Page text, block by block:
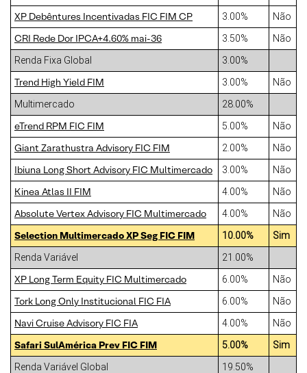
XP Debêntures Incentivadas FIC FIM CP
3.00% Não
CRI Rede Dor IPCA+4.60% mai-36 3.50%
Não
Renda Fixa Global
3.00%
Trend High Yield FIM 3.00%
Não
Multimercado
28.00%
eTrend RPM FIC FIM 5.00% Não
Giant Zarathustra Advisory FIC FIM 2.00% Não
Ibiuna Long Short Advisory FIC Multimercado 3.00% Não
Kinea Atlas II FIM 4.00% Não
Absolute Vertex Advisory FIC Multimercado 4.00% Não
Selection Multimercado XP Seg FIC FIM 10.00%
Sim
Renda Variável
21.00%
XP Long Term Equity FIC Multimercado 6.00% Não
Tork Long Only Institucional FIC FIA 6.00% Não
Navi Cruise Advisory FIC FIA 4.00% Não
Safari SulAmérica Prev FIC FIM 5.00%
Sim
Renda Variável Global
19.50%